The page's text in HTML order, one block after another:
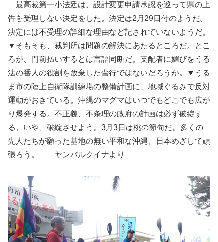
最高裁第一小法廷は、設計変更申請承認を巡って県の上
告を受理しない決定をした。決定は2月29日付のようだ。
決定には不受理の詳細な理由など記されていないようだ。
▼そもそも、裁判所は問題の解決にあたるところだ。とこ
ろが、門前払いするとは言語同断だ。支配者に媚びをうる
法の番人の役割を放棄した蛮行ではないだろうか。▼うる
ま市の陸上自衛隊訓練場の整備計画に、地域ぐるみで反対
運動がおきている。沖縄のマグマはいつでもどこでも広が
り爆発する。不正義、不条理の政府の計画は必ず破綻す
る。いや、破綻させよう。3月3日は桃の節句だ。多くの
先人たちが願った基地の無い平和な沖縄、日本めざして頑
張ろう。 ヤンバルクイナより